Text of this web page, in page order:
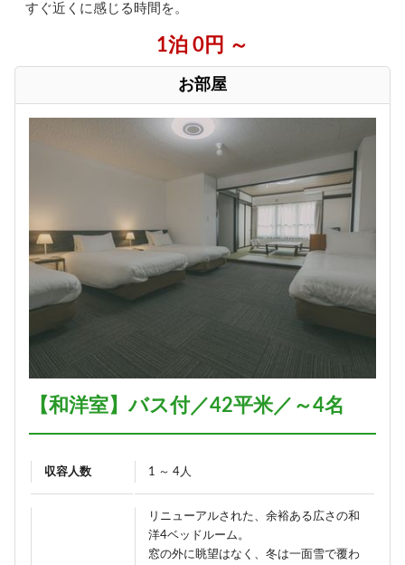
すぐ近くに感じる時間を。
1泊 0円 ～
お部屋
【和洋室】バス付／42平米／～4名
収容人数 1 ～ 4人
リニューアルされた、余裕ある広さの和
洋4ベッドルーム。
窓の外に眺望はなく、冬は一面雪で覆わ